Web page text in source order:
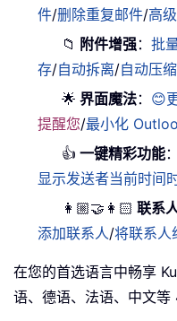
件/删除重复邮件/高
📁 附件增强：批
存/自动拆离/自动压缩
🌟 界面魔法： 😊
提醒您/最小化
👍 一键精彩功能
显示发送者当前时间
👩🏼‍🤝‍👩🏻 联系
添加联系人/将联系人
在您的首选语言中畅享
语、德语、法语、中文等